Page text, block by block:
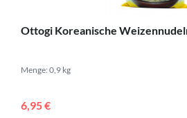
Ottogi Koreanische
Menge: 0,9 kg
6,95 €